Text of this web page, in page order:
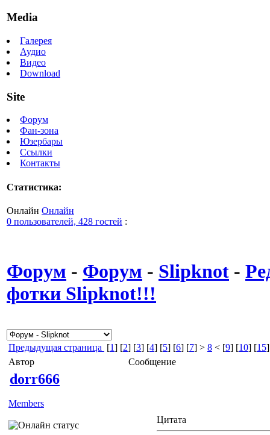
Media
Галерея
Аудио
Видео
Download
Site
Форум
Фан-зона
Юзербары
Ссылки
Контакты
Статистика:
Онлайн Онлайн
0 пользователей, 428 гостей :
Форум - Форум - Slipknot -
фотки Slipknot!!!
Предыдущая страница [1] [2] [3] [4] [5] [6] [7] > 8 < [9] [10] [15]
Автор
Сообщение
dorr666
Members
Цитата